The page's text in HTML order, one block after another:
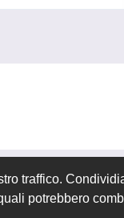
traffico.
potrebbero